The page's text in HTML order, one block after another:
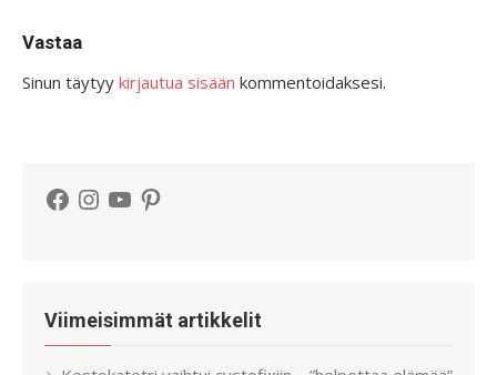
Vastaa
Sinun täytyy kirjautua sisään kommentoidaksesi.
Facebook
Instagram
YouTubePinterest
Viimeisimmät artikkelit